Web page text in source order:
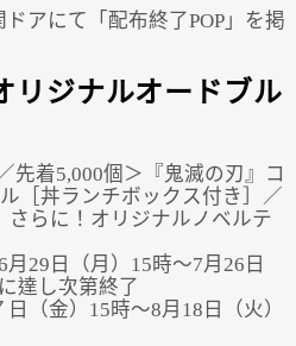
アにて「配布終了POP」を掲
リジナルオードブル
着5,000個＞『鬼滅の刃』コ
［丼ランチボックス付き］／
らに！オリジナルノベルテ
月29日（月）15時～7月26日
達し次第終了
日（金）15時～8月18日（火）